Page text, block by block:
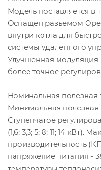
Модель поставляется в
Оснащен разъемом
внутри котла для
системы удаленного
Улучшенная модуляция
более точное
Номинальная полезная
Минимальная полезная
Ступенчатое
(1,6; 3,3; 5; 8; 11; 14 кВт).
производительность
напряжение питания -